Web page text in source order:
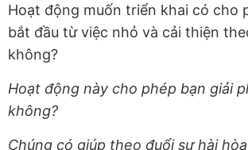
Hoạt động muốn triển khai có cho
bắt đầu từ việc nhỏ và cải thiện
không?
Hoạt động này cho phép bạn giải
không?
Chúng có giúp theo đuổi sự hài